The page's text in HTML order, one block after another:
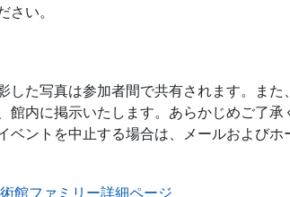
さい。
した写真は参加者間で共有されます。また
館内に掲示いたします。あらかじめご了承
ベントを中止する場合は、メールおよびホ
館ファミリー詳細ページ